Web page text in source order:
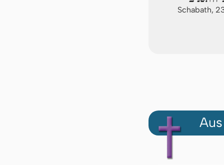
Schabath,